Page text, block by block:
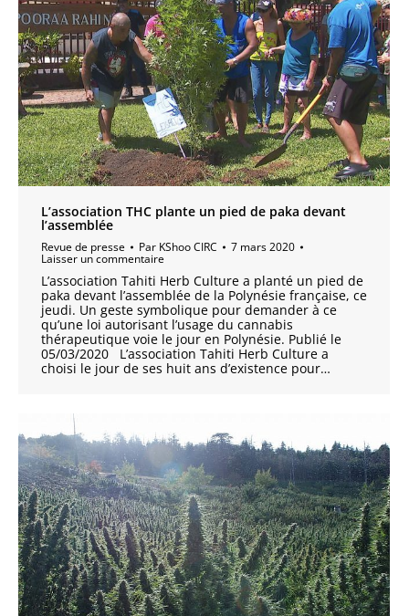
L’association THC plante un pied de paka devant
l’assemblée
Revue de presse Par KShoo CIRC 7 mars 2020
Laisser un commentaire
L’association Tahiti Herb Culture a planté un pied de
paka devant l’assemblée de la Polynésie française, ce
jeudi. Un geste symbolique pour demander à ce
qu’une loi autorisant l’usage du cannabis
thérapeutique voie le jour en Polynésie. Publié le
05/03/2020 L’association Tahiti Herb Culture a
choisi le jour de ses huit ans d’existence pour…